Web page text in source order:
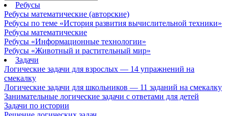
Ребусы
Ребусы математические (авторские)
Ребусы по теме «История развития вычислительной техники»
Ребусы математические
Ребусы «Информационные технологии»
Ребусы «Животный и растительный мир»
Задачи
Логические задачи для взрослых — 14 упражнений на
смекалку
Логические задачи для школьников — 11 заданий на смекалку
Занимательные логические задачи с ответами для детей
Задачи по истории